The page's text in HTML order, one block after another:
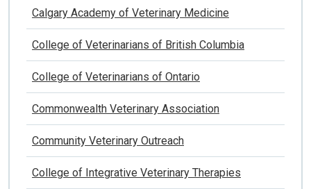
Calgary Academy of Veterinary Medicine
College of Veterinarians of British Columbia
College of Veterinarians of Ontario
Commonwealth Veterinary Association
Community Veterinary Outreach
College of Integrative Veterinary Therapies